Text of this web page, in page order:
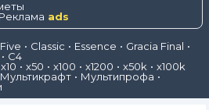
Реклама ads
Classic Essence
Gracia Final
C4
x10 x50 x100 x1200 x50k
x100k
Мультикрафт
Мультипрофа